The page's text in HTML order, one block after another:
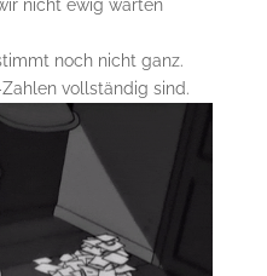
nicht ewig warten
noch nicht ganz.
vollständig sind.